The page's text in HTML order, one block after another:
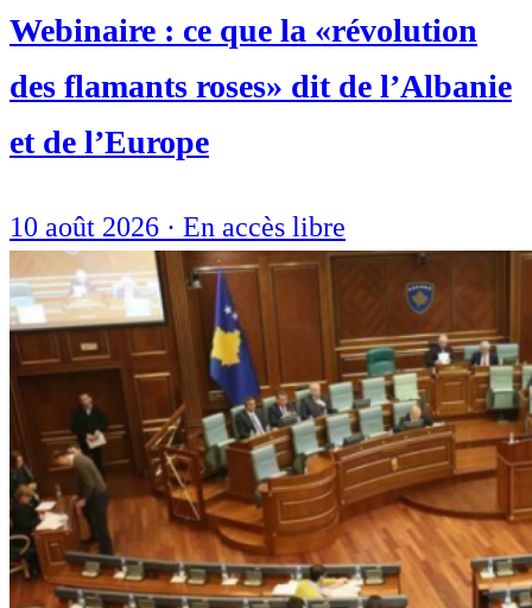
Webinaire : ce que la «révolution
des flamants roses» dit de l’Albanie
et de l’Europe
10 août 2026 · En accès libre